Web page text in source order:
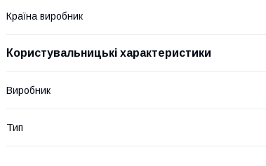
Країна виробник
Користувальницькі характеристики
Виробник
Тип